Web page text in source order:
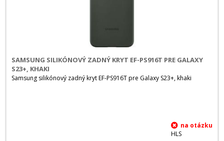
SAMSUNG SILIKÓNOVÝ ZADNÝ KRYT EF-PS916T PRE GALAXY
S23+, KHAKI
Samsung silikónový zadný kryt EF-PS916T pre Galaxy S23+, khaki
HLS